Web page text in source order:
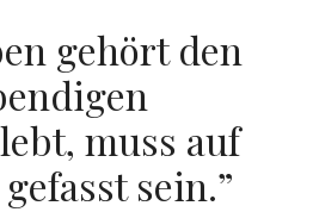
gehört den
muss auf
sein.”